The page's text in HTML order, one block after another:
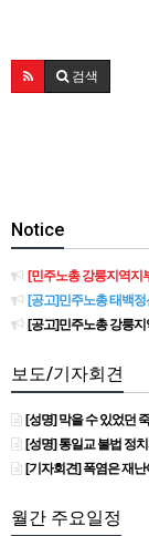
검색
Notice
[민주노총 강릉지역지
[공고]민주노총 태백
[공고]민주노총 강릉
보도/기자회견
[성명] 막을 수 있었던
[성명] 통일교 불법 정
[기자회견] 폭염은 재
월간 주요일정